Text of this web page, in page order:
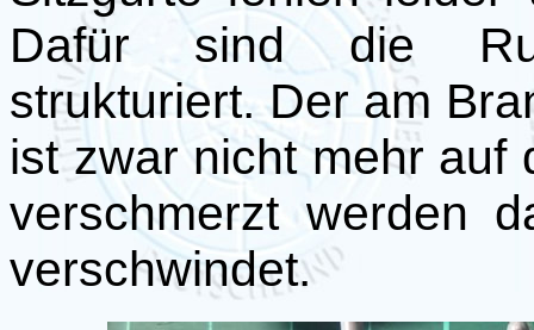
Dafür sind die
strukturiert. Der am
ist zwar nicht mehr auf
verschmerzt werden
verschwindet.